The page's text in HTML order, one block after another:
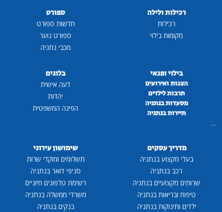
רכילות ולילה
רכילות
מקומות בילוי
ספורט
חדשות ספורט
ספורט נוער
מכבי נתניה
בילוי ופנאי
הצגות ואירועים
תרבות לילדים
מסעדות בנתניה
תיירות בנתניה
...
בלוגים
דעה אישית
יהדות
הפינה המשפטית
מדריך עסקים
בעלי מקצוע בנתניה
רכב בנתניה
שרותים מקצועיים בנתניה
טיפוח ובריאות בנתניה
ילדים ותינוקות בנתניה
שימושון עירוני
תשלומים ומוקדי שרות
סניפי דואר בנתניה
רשימת טלפונים חיוניים
משרדי ממשלה בנתניה
בנקים בנתניה